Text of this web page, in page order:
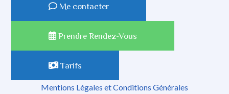
Me contacter
Prendre Rendez-Vous
Tarifs
Mentions Légales et Conditions Générales